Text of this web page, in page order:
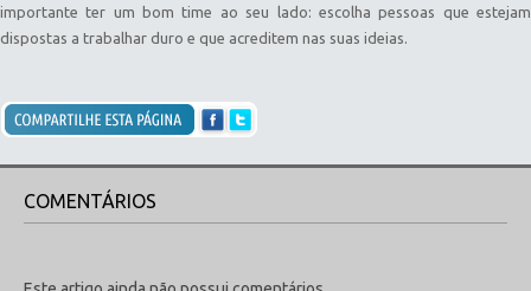
importante ter um bom time ao seu lado: escolha pessoas que estejam
dispostas a trabalhar duro e que acreditem nas suas ideias.
COMENTÁRIOS